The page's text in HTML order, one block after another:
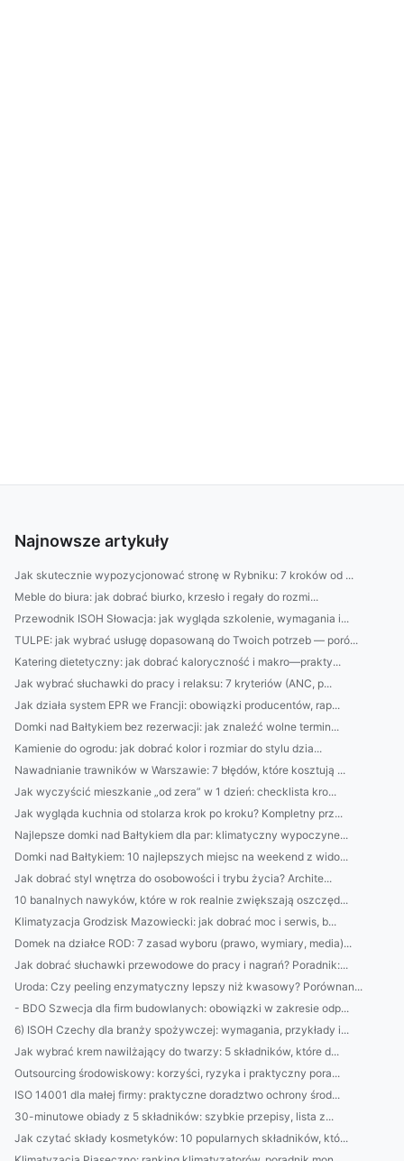
Najnowsze artykuły
Jak skutecznie wypozycjonować stronę w Rybniku: 7 kroków od ...
Meble do biura: jak dobrać biurko, krzesło i regały do rozmi...
Przewodnik ISOH Słowacja: jak wygląda szkolenie, wymagania i...
TULPE: jak wybrać usługę dopasowaną do Twoich potrzeb — poró...
Katering dietetyczny: jak dobrać kaloryczność i makro—prakty...
Jak wybrać słuchawki do pracy i relaksu: 7 kryteriów (ANC, p...
Jak działa system EPR we Francji: obowiązki producentów, rap...
Domki nad Bałtykiem bez rezerwacji: jak znaleźć wolne termin...
Kamienie do ogrodu: jak dobrać kolor i rozmiar do stylu dzia...
Nawadnianie trawników w Warszawie: 7 błędów, które kosztują ...
Jak wyczyścić mieszkanie „od zera” w 1 dzień: checklista kro...
Jak wygląda kuchnia od stolarza krok po kroku? Kompletny prz...
Najlepsze domki nad Bałtykiem dla par: klimatyczny wypoczyne...
Domki nad Bałtykiem: 10 najlepszych miejsc na weekend z wido...
Jak dobrać styl wnętrza do osobowości i trybu życia? Archite...
10 banalnych nawyków, które w rok realnie zwiększają oszczęd...
Klimatyzacja Grodzisk Mazowiecki: jak dobrać moc i serwis, b...
Domek na działce ROD: 7 zasad wyboru (prawo, wymiary, media)...
Jak dobrać słuchawki przewodowe do pracy i nagrań? Poradnik:...
Uroda: Czy peeling enzymatyczny lepszy niż kwasowy? Porównan...
- BDO Szwecja dla firm budowlanych: obowiązki w zakresie odp...
6) ISOH Czechy dla branży spożywczej: wymagania, przykłady i...
Jak wybrać krem nawilżający do twarzy: 5 składników, które d...
Outsourcing środowiskowy: korzyści, ryzyka i praktyczny pora...
ISO 14001 dla małej firmy: praktyczne doradztwo ochrony środ...
30-minutowe obiady z 5 składników: szybkie przepisy, lista z...
Jak czytać składy kosmetyków: 10 popularnych składników, któ...